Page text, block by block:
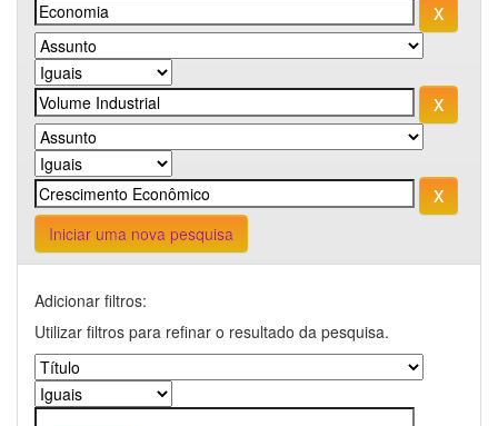
Iniciar uma nova pesquisa
Adicionar filtros:
Utilizar filtros para refinar o resultado da pesquisa.